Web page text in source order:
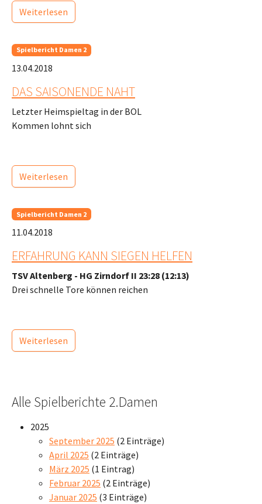
Weiterlesen
Spielbericht Damen 2
13.04.2018
DAS SAISONENDE NAHT
Letzter Heimspieltag in der BOL
Kommen lohnt sich
Weiterlesen
Spielbericht Damen 2
11.04.2018
ERFAHRUNG KANN SIEGEN HELFEN
TSV Altenberg - HG Zirndorf II 23:28 (12:13)
Drei schnelle Tore können reichen
Weiterlesen
Alle Spielberichte 2.Damen
2025
September 2025 (2 Einträge)
April 2025 (2 Einträge)
März 2025 (1 Eintrag)
Februar 2025 (2 Einträge)
Januar 2025 (3 Einträge)